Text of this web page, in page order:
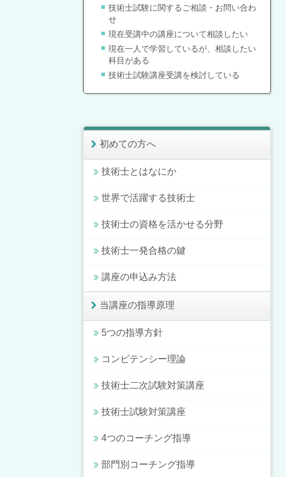
技術士試験に関するご相談・お問い合わ
せ
現在受講中の講座について相談したい
現在一人で学習しているが、相談したい
科目がある
技術士試験講座受講を検討している
初めての方へ
技術士とはなにか
世界で活躍する技術士
技術士の資格を活かせる分野
技術士一発合格の鍵
講座の申込み方法
当講座の指導原理
5つの指導方針
コンピテンシー理論
技術士二次試験対策講座
技術士試験対策講座
4つのコーチング指導
部門別コーチング指導